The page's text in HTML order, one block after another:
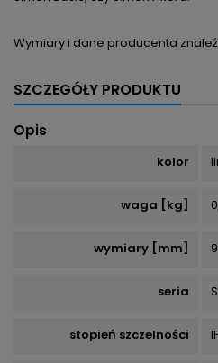
Wymiary i dane producenta
SZCZEGÓŁY PRODUKTU
Opis
kolor
waga [kg]
wymiary [mm]
seria
stopień szczelności